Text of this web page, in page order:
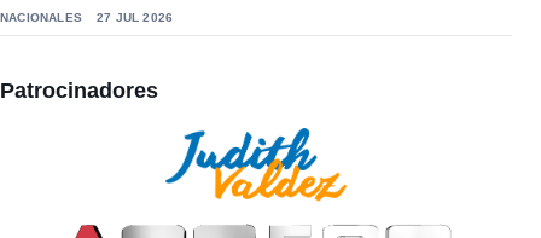
NACIONALES 27 JUL 2026
Patrocinadores